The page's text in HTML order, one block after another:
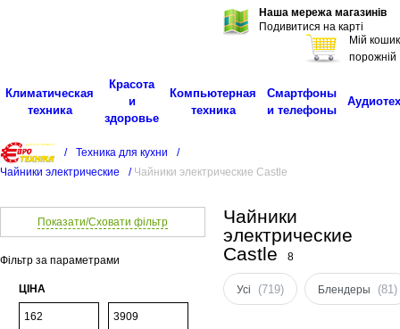
Наша мережа магазинів
Подивитися на карті
Мій кошик
порожній
Климатическая
техника
Красота
и
здоровье
Компьютерная
техника
Смартфоны
и телефоны
/ Техника для кухни
/
Чайники электрические
/ Чайники электрические Castle
Показати/Сховати фільтр
Фільтр за параметрами
ЦІНА
Чайники
электрические
Castle
8
Усі (719) Блендеры (81)